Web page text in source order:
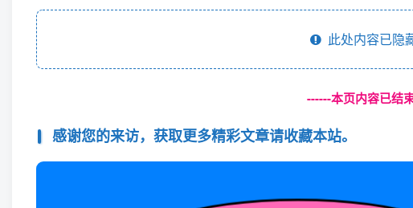
此处内容已隐
------本页内容已结
感谢您的来访，获取更多精彩文章请收藏本站。